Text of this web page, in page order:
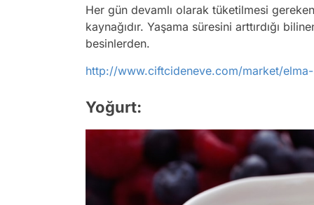
Her gün devamlı olarak tüketilmesi
kaynağıdır. Yaşama süresini arttırdığı
besinlerden.
http://www.ciftcideneve.com/market/
Yoğurt: